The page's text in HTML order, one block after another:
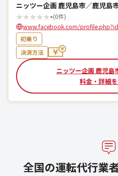
ニッツー企画 鹿児島市／鹿児島
★★★★★-(0件)
www.facebook.com/
初乗り
決済方法
ニッツー企画 鹿児島
料金・詳細
全国の運転代行業